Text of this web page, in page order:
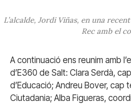
L’alcalde, Jordi Viñas, en una
Rec amb el
A continuació ens reunim amb
d’E360 de Salt: Clara Serdà,
d’Educació; Andreu Bover, cap
Ciutadania; Alba Figueras,